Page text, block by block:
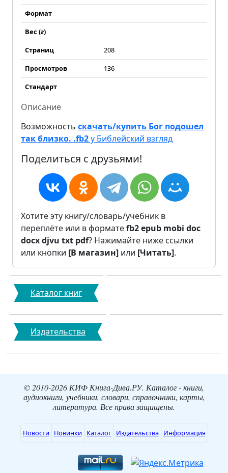
Формат
Вес (г)
Страниц
208
Просмотров
136
Стандарт
Описание
Возможность скачать/купить Бог подошел
так близко. .fb2у Библейский взгляд
Поделиться с друзьями!
Хотите эту книгу/словарь/учебник в
переплёте или в форматеfb2epub mobi doc
docxdjvu txt pdf? Нажимайте ниже ссылки
или кнопки [В магазин] или [Читать].
Каталог книг
Издательства
© 2010-2026 КИФ Книга-Дива.РУ. Каталог - книги,
аудиокниги, учебники, словари, справочники, карты,
литература. Все права защищены.
Новости Новинки Каталог Издательства Информация